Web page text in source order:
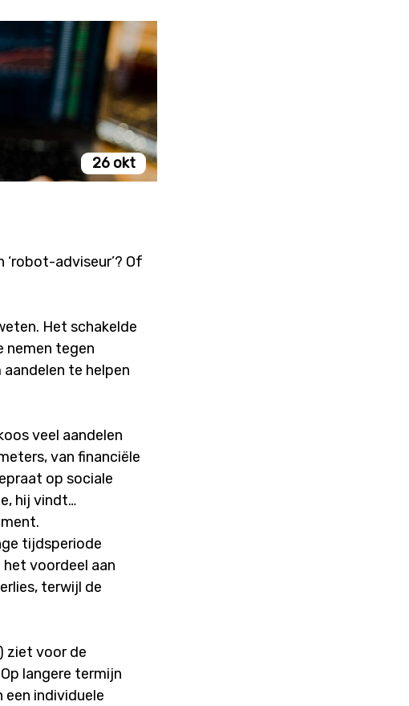
26 okt
adviseur’? Of
Het schakelde
nemen tegen
te helpen
veel aandelen
van financiële
op sociale
hij vindt
tijdsperiode
voordeel aan
terwijl de
ziet voor de
langere termijn
een individuele